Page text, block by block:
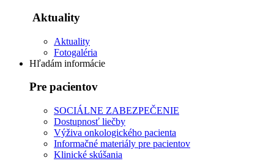
Aktuality
Aktuality
Fotogaléria
Hľadám informácie
Pre pacientov
SOCIÁLNE ZABEZPEČENIE
Dostupnosť liečby
Výživa onkologického pacienta
Informačné materiály pre pacientov
Klinické skúšania